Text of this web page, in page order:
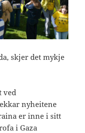
skjer det mykje
ved
nyheitene
er inne i sitt
i Gaza